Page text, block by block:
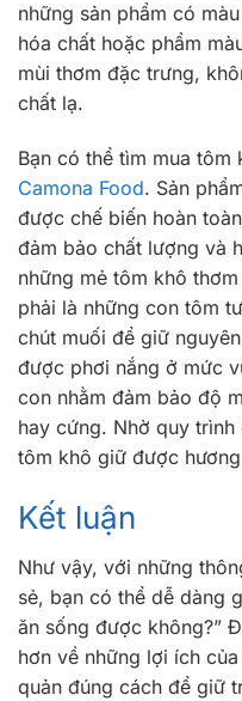
những sản phẩm có
hóa chất hoặc phẩm
mùi thơm đặc trưng,
chất lạ.
Bạn có thể tìm mua
Camona Food. Sản
được chế biến hoàn
đảm bảo chất lượng và
những mẻ tôm khô
phải là những con tôm
chút muối để giữ
được phơi nắng ở mức
con nhằm đảm bảo độ
hay cứng. Nhờ quy trình
tôm khô giữ được
Kết luận
Như vậy, với những
sẻ, bạn có thể dễ dàng
ăn sống được không?”
hơn về những lợi ích
quản đúng cách để giữ